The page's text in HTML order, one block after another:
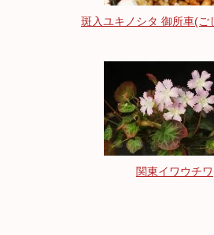
斑入ユキノシタ 御所車(ご
関東イワウチワ